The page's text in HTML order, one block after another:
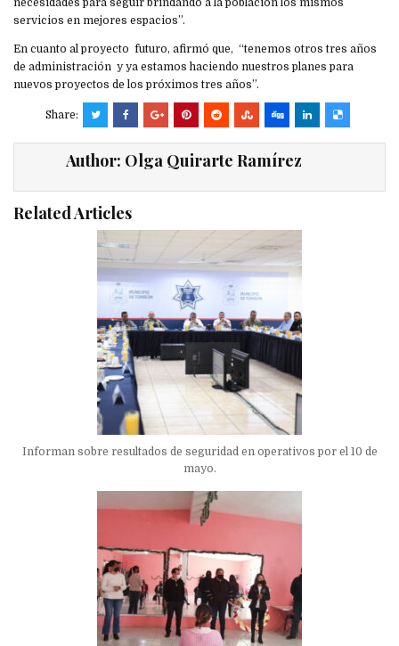
necesidades para seguir brindando a la población los mismos
servicios en mejores espacios”.
En cuanto al proyecto futuro, afirmó que, “tenemos otros tres años
de administración y ya estamos haciendo nuestros planes para
nuevos proyectos de los próximos tres años”.
Share:
Author: Olga Quirarte Ramírez
Related Articles
Informan sobre resultados de seguridad en operativos por el 10 de
mayo.